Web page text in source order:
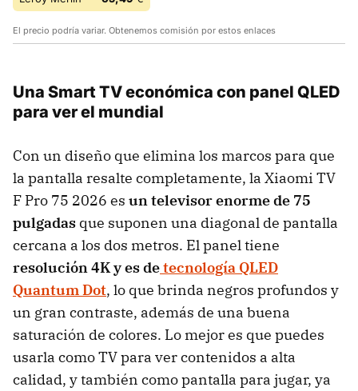
El precio podría variar. Obtenemos comisión por estos enlaces
Una Smart TV económica con panel QLED
para ver el mundial
Con un diseño que elimina los marcos para que
la pantalla resalte completamente, la Xiaomi TV
F Pro 75 2026 es un televisor enorme de 75
pulgadas que suponen una diagonal de pantalla
cercana a los dos metros. El panel tiene
resolución 4K y es detecnología QLED
Quantum Dot, lo que brinda negros profundos y
un gran contraste, además de una buena
saturación de colores. Lo mejor es que puedes
usarla como TV para ver contenidos a alta
calidad, y también como pantalla para jugar, ya